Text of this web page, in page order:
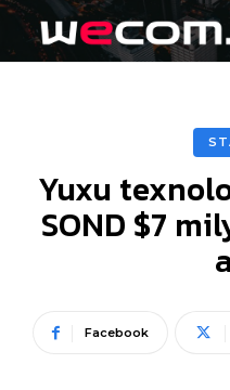
Yuxu
SOND $7
Facebook